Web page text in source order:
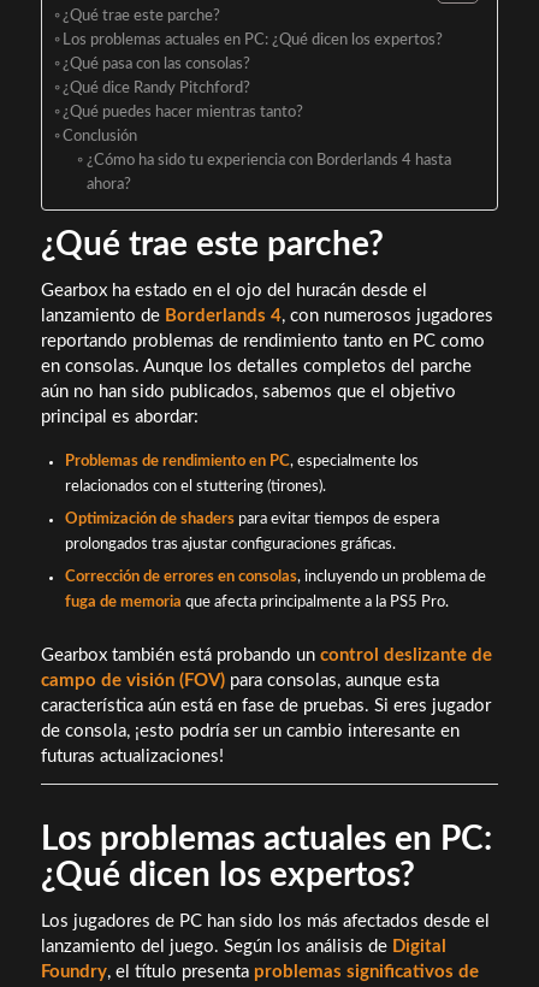
¿Qué trae este parche?
Los problemas actuales en PC: ¿Qué dicen los expertos?
¿Qué pasa con las consolas?
¿Qué dice Randy Pitchford?
¿Qué puedes hacer mientras tanto?
Conclusión
¿Cómo ha sido tu experiencia con Borderlands 4 hasta
ahora?
¿Qué trae este parche?
Gearbox ha estado en el ojo del huracán desde el
lanzamiento de Borderlands 4, con numerosos jugadores
reportando problemas de rendimiento tanto en PC como
en consolas. Aunque los detalles completos del parche
aún no han sido publicados, sabemos que el objetivo
principal es abordar:
Problemas de rendimiento en PC, especialmente los
relacionados con el stuttering (tirones).
Optimización de shaderspara evitar tiempos de espera
prolongados tras ajustar configuraciones gráficas.
Corrección de errores en consolas, incluyendo un problema de
fuga de memoria que afecta principalmente a la PS5 Pro.
Gearbox también está probando un control deslizante de
campo de visión (FOV)para consolas, aunque esta
característica aún está en fase de pruebas. Si eres jugador
de consola, ¡esto podría ser un cambio interesante en
futuras actualizaciones!
Los problemas actuales en PC:
¿Qué dicen los expertos?
Los jugadores de PC han sido los más afectados desde el
lanzamiento del juego. Según los análisis de Digital
Foundry, el título presenta problemas significativos de